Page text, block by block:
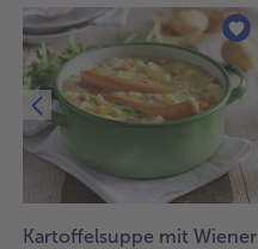
Kartoffelsuppe mit Wiener